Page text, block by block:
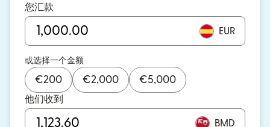
您汇款
EUR
或选择一个金额
€200 €2,000 €5,000
他们收到
BMD